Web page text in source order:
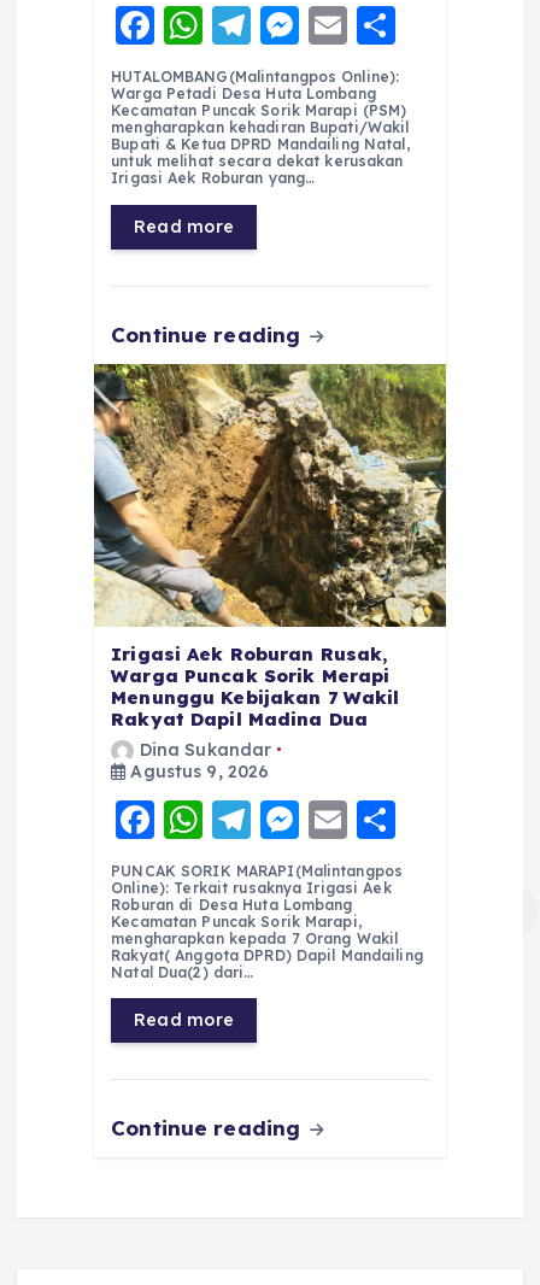
F
a
c
e
b
o
o
k
W
h
a
ts
A
p
p
T
el
e
g
r
a
m
M
e
ss
e
n
E
m
ai
l
h
a
re
HUTALOMBANG(Malintangpos Online):
Warga Petadi Desa Huta Lombang
Kecamatan Puncak Sorik Marapi (PSM)
mengharapkan kehadiran Bupati/Wakil
Bupati & Ketua DPRD Mandailing Natal,
untuk melihat secara dekat kerusakan
Irigasi Aek Roburan yang…
Read more
Continue reading
Irigasi Aek Roburan Rusak,
Warga Puncak Sorik Merapi
Menunggu Kebijakan 7 Wakil
Rakyat Dapil Madina Dua
Dina Sukandar
Agustus 9, 2026
F
a
c
e
b
o
o
k
W
h
a
ts
A
p
p
T
el
e
g
r
a
m
M
e
ss
e
n
E
m
ai
l
h
re
PUNCAK SORIK MARAPI(Malintangpos
Online): Terkait rusaknya Irigasi Aek
Roburan di Desa Huta Lombang
Kecamatan Puncak Sorik Marapi,
mengharapkan kepada 7 Orang Wakil
Rakyat( Anggota DPRD) Dapil Mandailing
Natal Dua(2) dari…
Read more
Continue reading